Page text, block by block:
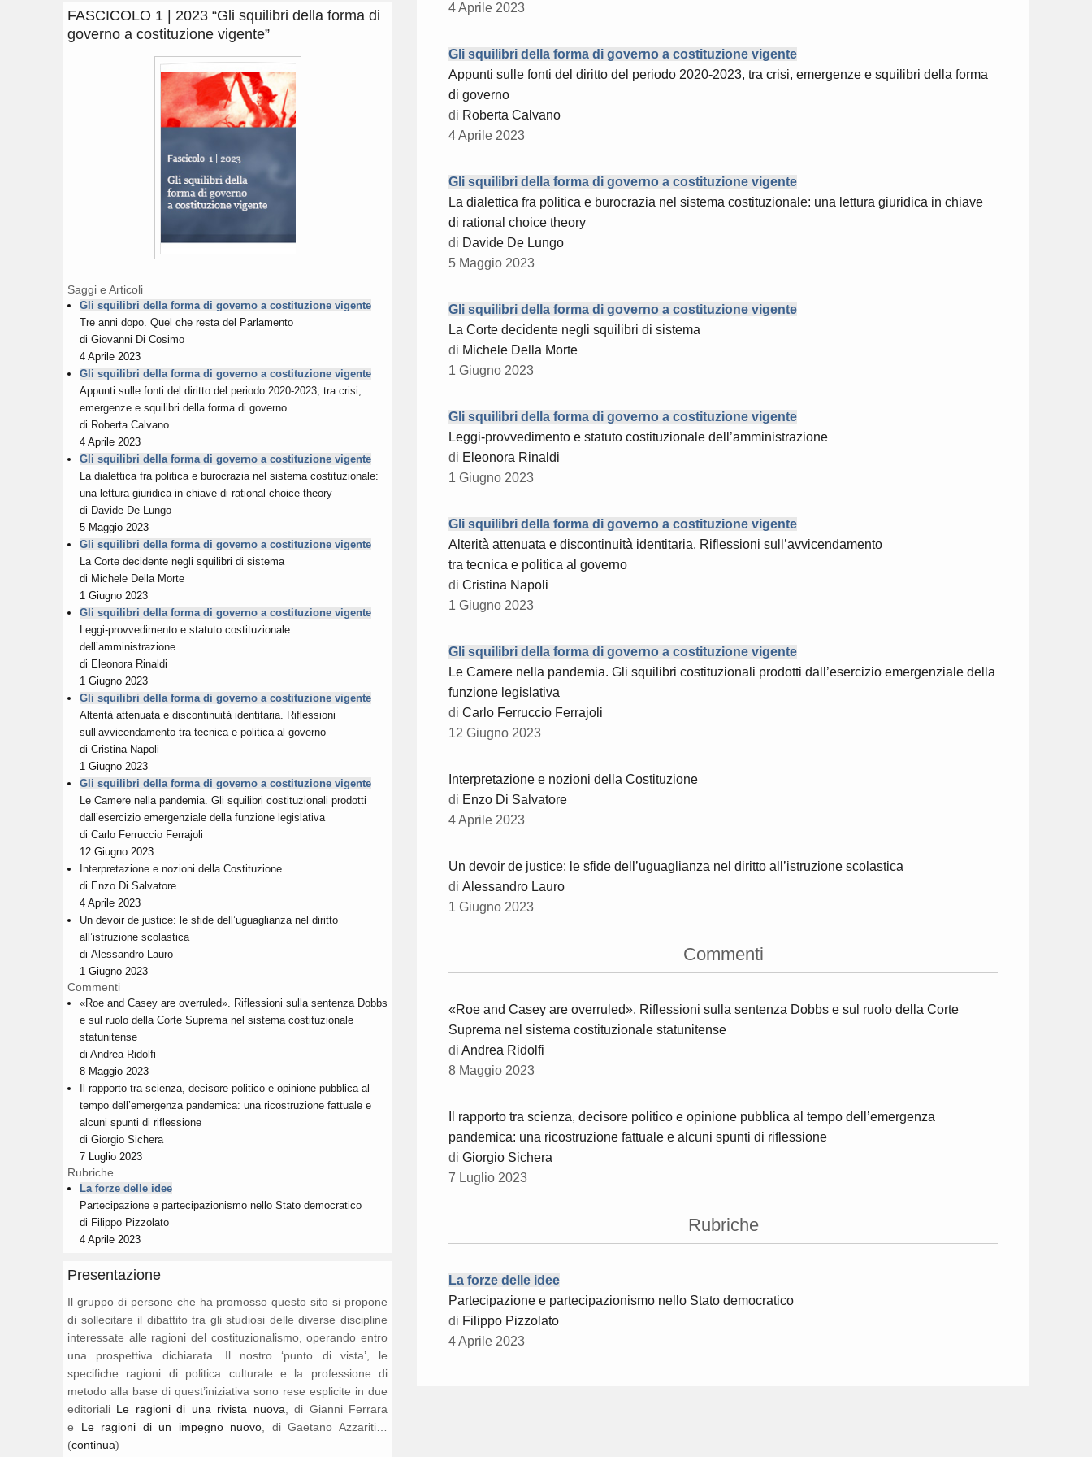
4 Aprile 2023
Gli squilibri della forma di governo a costituzione vigente
Appunti sulle fonti del diritto del periodo 2020-2023, tra crisi, emergenze e squilibri della forma
di governo
di Roberta Calvano
4 Aprile 2023
Gli squilibri della forma di governo a costituzione vigente
La dialettica fra politica e burocrazia nel sistema costituzionale: una lettura giuridica in chiave
di rational choice theory
di Davide De Lungo
5 Maggio 2023
Gli squilibri della forma di governo a costituzione vigente
La Corte decidente negli squilibri di sistema
di Michele Della Morte
1 Giugno 2023
Gli squilibri della forma di governo a costituzione vigente
Leggi-provvedimento e statuto costituzionale dell’amministrazione
di Eleonora Rinaldi
1 Giugno 2023
Gli squilibri della forma di governo a costituzione vigente
Alterità attenuata e discontinuità identitaria. Riflessioni sull’avvicendamento
tra tecnica e politica al governo
di Cristina Napoli
1 Giugno 2023
Gli squilibri della forma di governo a costituzione vigente
Le Camere nella pandemia. Gli squilibri costituzionali prodotti dall’esercizio emergenziale della
funzione legislativa
di Carlo Ferruccio Ferrajoli
12 Giugno 2023
Interpretazione e nozioni della Costituzione
di Enzo Di Salvatore
4 Aprile 2023
Un devoir de justice: le sfide dell’uguaglianza nel diritto all’istruzione scolastica
di Alessandro Lauro
1 Giugno 2023
Commenti
«Roe and Casey are overruled». Riflessioni sulla sentenza Dobbs e sul ruolo della Corte
Suprema nel sistema costituzionale statunitense
di Andrea Ridolfi
8 Maggio 2023
Il rapporto tra scienza, decisore politico e opinione pubblica al tempo dell’emergenza
pandemica: una ricostruzione fattuale e alcuni spunti di riflessione
di Giorgio Sichera
7 Luglio 2023
Rubriche
La forze delle idee
Partecipazione e partecipazionismo nello Stato democratico
di Filippo Pizzolato
4 Aprile 2023
FASCICOLO 1 | 2023 “Gli squilibri della forma di
governo a costituzione vigente”​
Saggi e Articoli
Gli squilibri della forma di governo a costituzione vigente
Tre anni dopo. Quel che resta del Parlamento
di Giovanni Di Cosimo
4 Aprile 2023
Gli squilibri della forma di governo a costituzione vigente
Appunti sulle fonti del diritto del periodo 2020-2023, tra crisi,
emergenze e squilibri della forma di governo
di Roberta Calvano
4 Aprile 2023
Gli squilibri della forma di governo a costituzione vigente
La dialettica fra politica e burocrazia nel sistema costituzionale:
una lettura giuridica in chiave di rational choice theory
di Davide De Lungo
5 Maggio 2023
Gli squilibri della forma di governo a costituzione vigente
La Corte decidente negli squilibri di sistema
di Michele Della Morte
1 Giugno 2023
Gli squilibri della forma di governo a costituzione vigente
Leggi-provvedimento e statuto costituzionale
dell’amministrazione
di Eleonora Rinaldi
1 Giugno 2023
Gli squilibri della forma di governo a costituzione vigente
Alterità attenuata e discontinuità identitaria. Riflessioni
sull’avvicendamento tra tecnica e politica al governo
di Cristina Napoli
1 Giugno 2023
Gli squilibri della forma di governo a costituzione vigente
Le Camere nella pandemia. Gli squilibri costituzionali prodotti
dall’esercizio emergenziale della funzione legislativa
di Carlo Ferruccio Ferrajoli
12 Giugno 2023
Interpretazione e nozioni della Costituzione
di Enzo Di Salvatore
4 Aprile 2023
Un devoir de justice: le sfide dell’uguaglianza nel diritto
all’istruzione scolastica
di Alessandro Lauro
1 Giugno 2023
Commenti
«Roe and Casey are overruled». Riflessioni sulla sentenza Dobbs
e sul ruolo della Corte Suprema nel sistema costituzionale
statunitense
di Andrea Ridolfi
8 Maggio 2023
Il rapporto tra scienza, decisore politico e opinione pubblica al
tempo dell’emergenza pandemica: una ricostruzione fattuale e
alcuni spunti di riflessione
di Giorgio Sichera
7 Luglio 2023
Rubriche
La forze delle idee
Partecipazione e partecipazionismo nello Stato democratico
di Filippo Pizzolato
4 Aprile 2023
Presentazione
Il gruppo di persone che ha promosso questo sito si propone
di sollecitare il dibattito tra gli studiosi delle diverse discipline
interessate alle ragioni del costituzionalismo, operando entro
una prospettiva dichiarata. Il nostro ‘punto di vista’, le
specifiche ragioni di politica culturale e la professione di
metodo alla base di quest’iniziativa sono rese esplicite in due
editoriali Le ragioni di una rivista nuova , di Gianni Ferrara
e Le ragioni di un impegno nuovo , di Gaetano Azzariti…
(continua)